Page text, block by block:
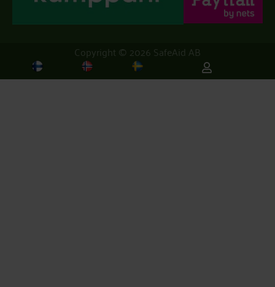
Copyright © 2026 SafeAid AB